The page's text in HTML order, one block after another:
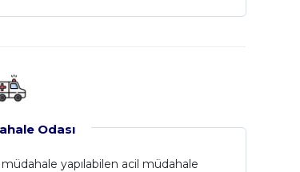
Odası
müdahale yapılabilen acil müdahale